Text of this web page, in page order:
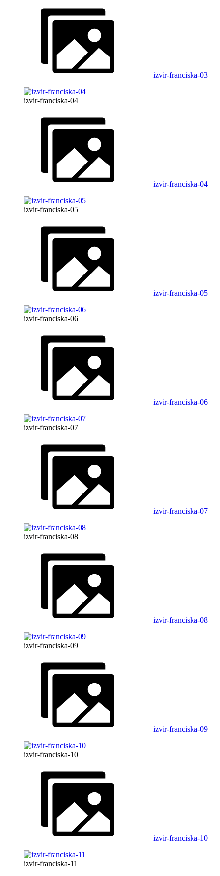
izvir-franciska-03
izvir-franciska-04
izvir-franciska-04
izvir-franciska-05
izvir-franciska-05
izvir-franciska-06
izvir-franciska-06
izvir-franciska-07
izvir-franciska-07
izvir-franciska-08
izvir-franciska-08
izvir-franciska-09
izvir-franciska-09
izvir-franciska-10
izvir-franciska-10
izvir-franciska-11